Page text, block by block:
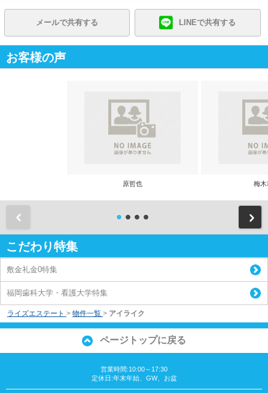
メールで共有する LINEで共有する
お客様の声
原哲也 梅木
こだわり特集
敷金礼金0特集
福岡歯科大学・看護大学特集
ライズエステート > 物件一覧 > アイライク
ページトップに戻る
営業時間:10:00～17:30
定休日:年末年始、GW、お盆